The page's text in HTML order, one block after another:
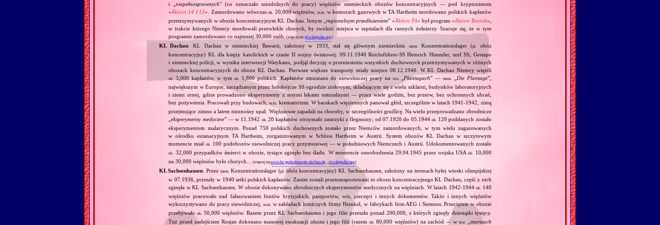
i „ niepełnosprawnych” (co oznaczało niezdolnych do pracy) więźniów niemieckich obozów koncentracyjnych — pod kryptonimem
«Aktion 14 f 13». Zamordowano wówczasok. 20,000 więźniów,m.in.
w komorach gazowych w TA Hartheim mordowano polskich kapłanów
przetrzymywanych w obozie koncentracyjnym KL Dachau. Innym „ regionalnym przedłużeniem” «Aktion T4» był program «Aktion Brandt»,
w trakcie którego Niemcy mordowali przewlekle chorych, by zwolnić miejsca w szpitalach dla rannych żołnierzy. Szacuje się, że w tym
programie zamordowano co najmniej 30,000 osób.
(więcej na:pl.wikipedia.org)
KL Dachau: KL Dachau w niemieckiej Bawarii, założony w 1933, stał się głównym niemieckim niem. Konzentrationslager (pl.
obóz
koncentracyjny) KL dla księży katolickich w czasie II wojny światowej: 09.11.1940 Reichsführer‐SS Heinrich Himmler, szef SS, Gestapo
i niemieckiej policji, w wyniku interwencji Watykanu, podjął decyzję o przeniesieniu wszystkich duchownych przetrzymywanych w różnych
obozach koncentracyjnych do obozu KL Dachau. Pierwsze większe transporty miały miejsce 08.12.1940. W KL Dachau Niemcy więzili
ok. 3,000 kapłanów, w tymok. 1,800 polskich. Kapłanów zmuszano do niewolniczej pracy na tzw. Plantagach” —niem. Die Plantage”,
największym w Europie, zarządzanym przez ludobójcze SS ogrodzie ziołowym, składającym się z wielu szklarni, budynków laboratoryjnych
i ziemi ornej, gdzie prowadzono eksperymenty z noymi lekami naturalnymi — przez wiele godzin, bez przerw, bez ochronnych ubrań,
bez pożywienia. Pracowali przy budowach,m.in.
krematorium. W barakach więziennych panował głód, szczególnie w latach 1941‐1942, zimą
przejmujące zimno a latem nieznośny upał. Więźniowie zapadali na choroby, w szczególności gruźlicę. Na wielu przeprowadzano zbrodnicze
„eksperymenty medyczne” — w 11.1942 ok. 20 kapłanów otrzymało zastrzyki z flegmony; od 07.1920 do 05.1944 ok.
120 poddanych zostało
eksperymentom malarycznym. Ponad 750 polskich duchownych zostało przez Niemców zamordowanych, w tym wielu zagazowanych
w ośrodku eutanacyjnym TA Hartheim, zorganizowanym w Schloss Hartheim w Austrii. System obozów KL Dachau w szczytowym
momencie miałok. 100 podobozów niewolniczej pracy przymusowej — w południowych Niemczech i Austrii. Udokumentowanych zostało
ok. 32,000 przypadków śmierci w obozie, tysiące zginęło bez śladu. W momencie oswobodzenia 29.04.1945 przez wojska USAok.
10,000
na 30,000 więźniów było chorych…
(więcej na:www.kz-gedenkstaette-dachau.de ,pl.wikipedia.org)
KL Sachsenhausen: Przez niem. Konzentrationslager (pl.
obóz koncentracyjny) KL Sachsenhausen, założony na terenach byłej wioski olimpijskiej
w 07.1936, przeszły w 1940 setki polskich kapłanów. Zanim zostali przetransportowani to obozu koncentracyjnego KL Dachau, część z nich
zginęła w KL Sachsenhausen. W obozie dokonywano zbrodniczych eksperymentów medycznych na więźniach. W latach 1942‐1944ok.
140
więźniów pracowało nad fałszowaniem funtów brytyjskich, paszportów, wiz, pieczęci i innych dokumentów. Także i innych więźniów
wykorzystywano do pracy niewolniczej,m.in.
w zakładach lotniczych firmy Heinkel, w fabrykach firm AEG i Siemens. Przeciętnie w obozie
przebywałook.
50,000 więźniów. Razem przez KL Sachsenhausen i jego filie przeszło ponad 200,000, z których zginęły dziesiątki tysięcy.
Tuż przed nadejściem Rosjan dokonano masowej ewakuacji obozu i jego filii (razemok. 80,000 więźniów) na zachód — wtzw.
marszach